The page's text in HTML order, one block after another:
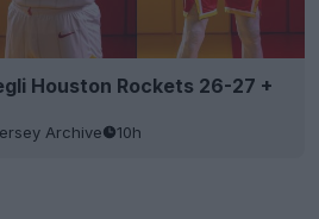
Houston Rockets 26-27 +
Archive 10h